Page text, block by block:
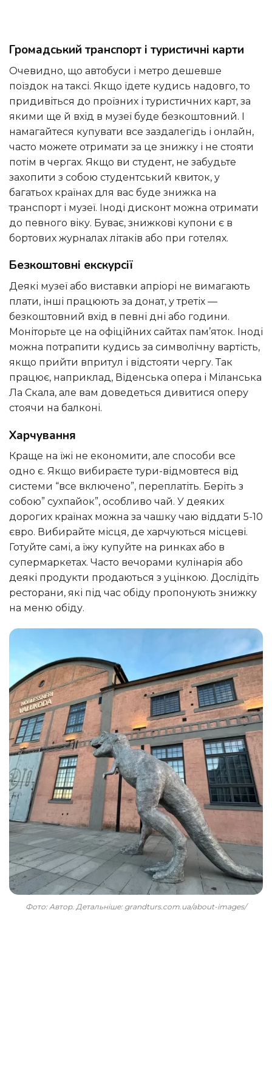
Громадський транспорт і туристичні карти
Очевидно, що автобуси і метро дешевше
поїздок на таксі. Якщо їдете кудись надовго, то
придивіться до проїзних і туристичних карт, за
якими ще й вхід в музеї буде безкоштовний. І
намагайтеся купувати все заздалегідь і онлайн,
часто можете отримати за це знижку і не стояти
потім в чергах. Якщо ви студент, не забудьте
захопити з собою студентський квиток, у
багатьох країнах для вас буде знижка на
транспорт і музеї. Іноді дисконт можна отримати
до певного віку. Буває, знижкові купони є в
бортових журналах літаків або при готелях.
Безкоштовні екскурсії
Деякі музеї або виставки апріорі не вимагають
плати, інші працюють за донат, у третіх —
безкоштовний вхід в певні дні або години.
Моніторьте це на офіційних сайтах пам’яток. Іноді
можна потрапити кудись за символічну вартість,
якщо прийти впритул і відстояти чергу. Так
працює, наприклад, Віденська опера і Міланська
Ла Скала, але вам доведеться дивитися оперу
стоячи на балконі.
Харчування
Краще на їжі не економити, але способи все
одно є. Якщо вибираєте тури-відмовтеся від
системи “все включено”, переплатіть. Беріть з
собою” сухпайок”, особливо чай. У деяких
дорогих країнах можна за чашку чаю віддати 5-10
євро. Вибирайте місця, де харчуються місцеві.
Готуйте самі, а їжу купуйте на ринках або в
супермаркетах. Часто вечорами кулінарія або
деякі продукти продаються з уцінкою. Дослідіть
ресторани, які під час обіду пропонують знижку
на меню обіду.
Фото: Автор. Детальніше: grandturs.com.ua/about-images/